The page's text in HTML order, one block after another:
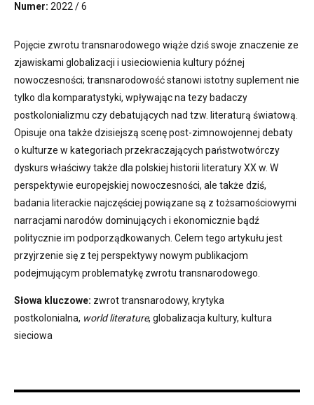
Numer: 2022 / 6
Pojęcie zwrotu transnarodowego wiąże dziś swoje znaczenie ze
zjawiskami globalizacji i usieciowienia kultury późnej
nowoczesności; transnarodowość stanowi istotny suplement nie
tylko dla komparatystyki, wpływając na tezy badaczy
postkolonializmu czy debatujących nad tzw. literaturą światową.
Opisuje ona także dzisiejszą scenę post-zimnowojennej debaty
o kulturze w kategoriach przekraczających państwotwórczy
dyskurs właściwy także dla polskiej historii literatury XX w. W
perspektywie europejskiej nowoczesności, ale także dziś,
badania literackie najczęściej powiązane są z tożsamościowymi
narracjami narodów dominujących i ekonomicznie bądź
politycznie im podporządkowanych. Celem tego artykułu jest
przyjrzenie się z tej perspektywy nowym publikacjom
podejmującym problematykę zwrotu transnarodowego.
Słowa kluczowe: zwrot transnarodowy, krytyka
postkolonialna, world literature, globalizacja kultury, kultura
sieciowa